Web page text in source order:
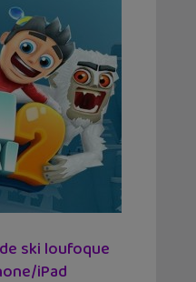
ski loufoque
iPad